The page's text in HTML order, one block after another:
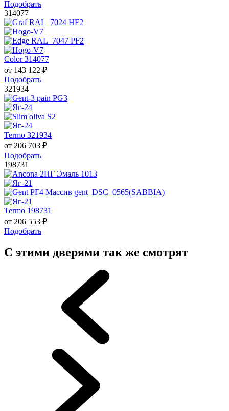
Подобрать
314077
Color 314077
от 143 122 ₽
Подобрать
321934
Termo 321934
от 206 703 ₽
Подобрать
198731
Termo 198731
от 206 553 ₽
Подобрать
С этими дверями так же смотрят